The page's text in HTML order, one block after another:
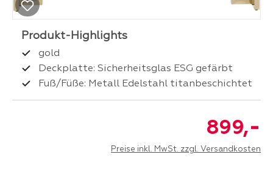
gold
Deckplatte: Sicherheitsglas ESG gefärbt
Fuß/Füße: Metall Edelstahl titanbeschichtet
899,-
Preise inkl. MwSt. zzgl. Versandkosten